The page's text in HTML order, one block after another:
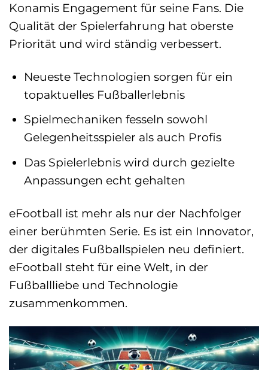
Konamis Engagement für seine Fans. Die
Qualität der Spielerfahrung hat oberste
Priorität und wird ständig verbessert.
Neueste Technologien sorgen für ein
topaktuelles Fußballerlebnis
Spielmechaniken fesseln sowohl
Gelegenheitsspieler als auch Profis
Das Spielerlebnis wird durch gezielte
Anpassungen echt gehalten
eFootball ist mehr als nur der Nachfolger
einer berühmten Serie. Es ist ein Innovator,
der digitales Fußballspielen neu definiert.
eFootball steht für eine Welt, in der
Fußballliebe und Technologie
zusammenkommen.